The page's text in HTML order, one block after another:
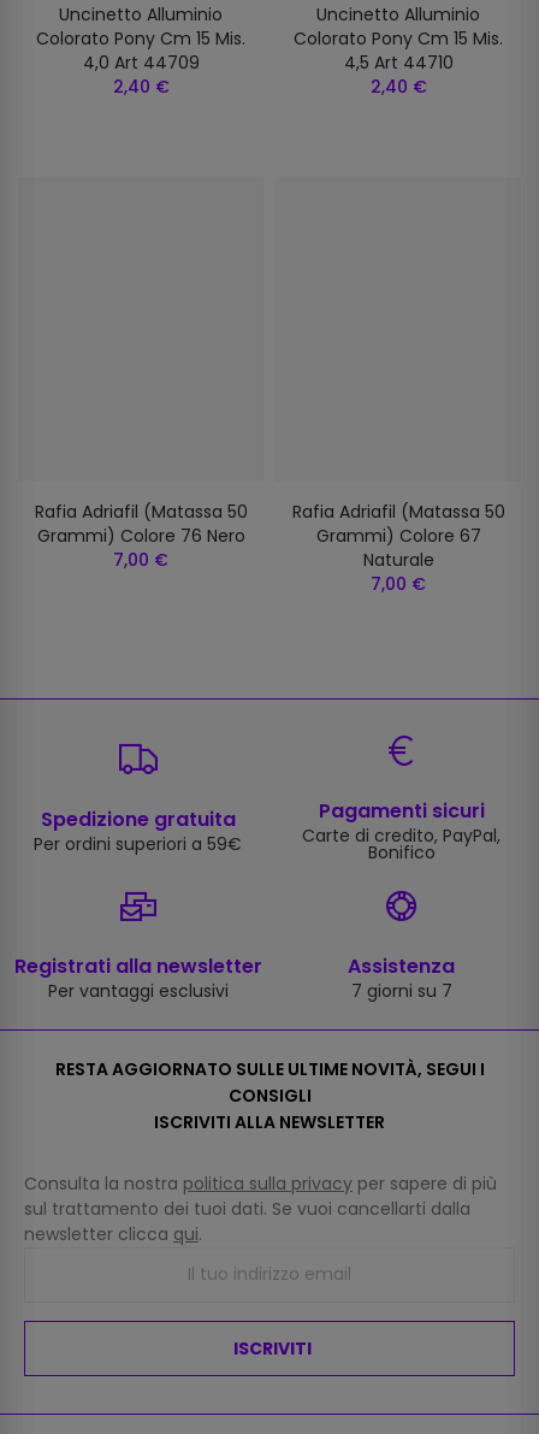
Uncinetto Alluminio
Colorato Pony Cm 15 Mis.
4,0 Art 44709
2,40 €
Uncinetto Alluminio
Colorato Pony Cm 15 Mis.
4,5 Art 44710
2,40 €
Rafia Adriafil (matassa 50
Grammi) Colore 76 Nero
7,00 €
Rafia Adriafil (matassa 50
Grammi) Colore 67
Naturale
7,00 €
Spedizione gratuita
Per ordini superiori a 59€
Pagamenti sicuri
Carte di credito, PayPal,
Bonifico
Registrati alla newsletter
Per vantaggi esclusivi
Assistenza
7 giorni su 7
RESTA AGGIORNATO SULLE ULTIME NOVITÀ, SEGUI I
CONSIGLI
ISCRIVITI ALLA NEWSLETTER
Consulta la nostra politica sulla privacy per sapere di più
sul trattamento dei tuoi dati. Se vuoi cancellarti dalla
newsletter clicca qui.
ISCRIVITI